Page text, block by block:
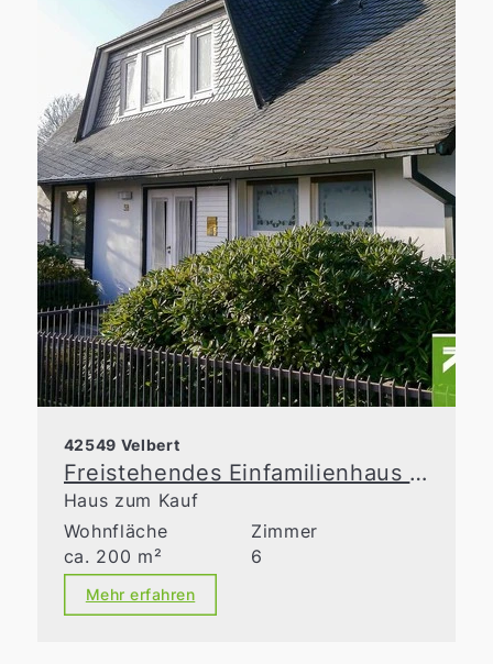
42549 Velbert
Freistehendes Einfamilienhaus für die gehobenen Ansprüche!
Haus zum Kauf
Wohnfläche
ca. 200 m²
Zimmer
6
Mehr erfahren